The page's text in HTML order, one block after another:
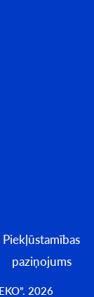
Piekļūstamības
paziņojums
2026